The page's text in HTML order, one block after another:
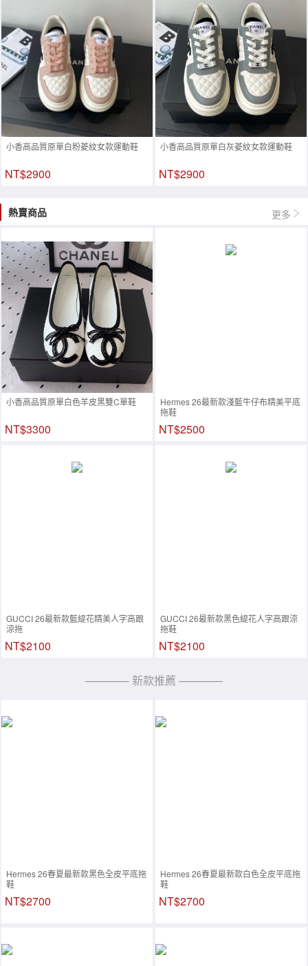
小香高品質原單白粉菱紋女款運動鞋
NT$2900
小香高品質原單白灰菱紋女款運動鞋
NT$2900
熱賣商品 更多
小香高品質原單白色羊皮黑雙C單鞋
NT$3300
Hermes 26最新款淺藍牛仔布精美平底
拖鞋
NT$2500
GUCCI 26最新款藍緹花精美人字高跟
涼拖
NT$2100
GUCCI 26最新款黑色緹花人字高跟涼
拖鞋
NT$2100
———— 新款推薦 ————
Hermes 26春夏最新款黑色全皮平底拖
鞋
NT$2700
Hermes 26春夏最新款白色全皮平底拖
鞋
NT$2700